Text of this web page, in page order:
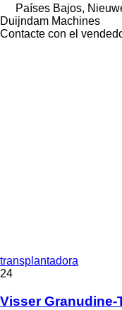
Países Bajos,
Duijndam Machines
Contacte con el
transplantadora
24
Visser Granudine-